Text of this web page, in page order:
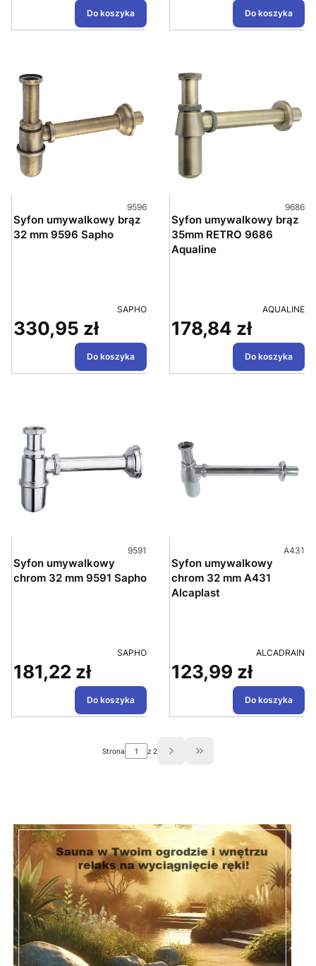
Do koszyka Do koszyka
Kod produktu
9596
Syfon umywalkowy brąz
32 mm 9596 Sapho
PRODUCENT
SAPHO
Cena
330,95 zł
Do koszyka
Kod
9686
Syfon umywalkowy brąz
35mm RETRO 9686
Aqualine
PRODUCENT
AQUALINE
Cena
178,84 zł
Do koszyka
Kod produktu
9591
Syfon umywalkowy
chrom 32 mm 9591 Sapho
PRODUCENT
SAPHO
Cena
181,22 zł
Do koszyka
Kod
A431
Syfon umywalkowy
chrom 32 mm A431
Alcaplast
PRODUCENT
ALCADRAIN
Cena
123,99 zł
Do koszyka
Strona z 2
Przejdź do ostatniej strony